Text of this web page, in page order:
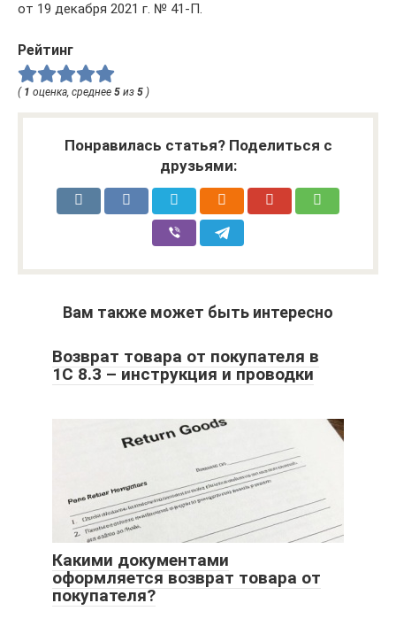
от 19 декабря 2021 г. № 41-П.
Рейтинг
( 1 оценка, среднее 5 из 5 )
Понравилась статья? Поделиться с
друзьями:
Вам также может быть интересно
Возврат товара от покупателя в
1С 8.3 – инструкция и проводки
Какими документами
оформляется возврат товара от
покупателя?